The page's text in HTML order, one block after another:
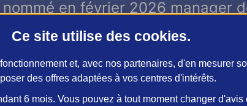
nommé en février 2026 manager
Française des Échecs, ce
équipes de France adultes.
un futur champion ?
Ce site utilise des cookies.
et, avec nos partenaires, d'en mesurer
des offres adaptées à vos centres d'intérêts.
6 mois. Vous pouvez à tout moment changer